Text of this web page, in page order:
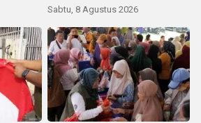
Sabtu, 8 Agustus 2026